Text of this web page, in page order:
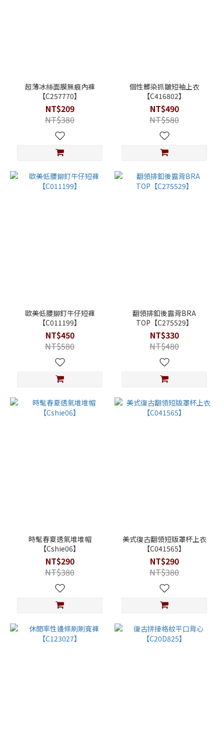
超薄冰絲面膜無痕內褲
【C257770】
NT$209
NT$380
個性髒染抓皺短袖上衣
【C416802】
NT$490
NT$580
歐美低腰鉚釘牛仔短褲
【C011199】
NT$450
NT$580
翻領排釦後露背BRA
TOP【C275529】
NT$330
NT$480
時髦春夏透氣堆堆帽
【Cshie06】
NT$290
NT$380
美式復古翻領短版罩杯上衣
【C041565】
NT$290
NT$380